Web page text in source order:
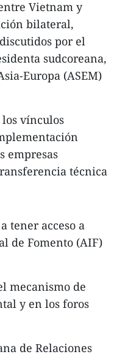
Vietnam y
bilateral,
por el
sudcoreana,
Europa (ASEM)
vínculos
empresas
técnica
tener acceso a
de Fomento (AIF)
mecanismo de
y en los foros
de Relaciones